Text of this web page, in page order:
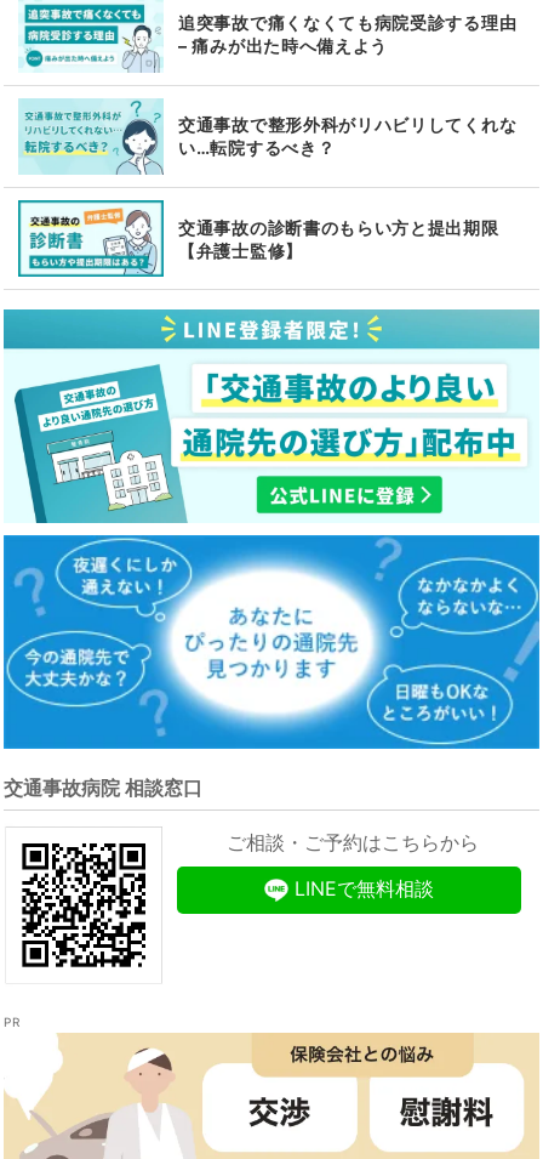
追突事故で痛くなくても病院受診する理由
– 痛みが出た時へ備えよう
交通事故で整形外科がリハビリしてくれな
い…転院するべき？
交通事故の診断書のもらい方と提出期限
【弁護士監修】
交通事故病院 相談窓口
ご相談・ご予約はこちらから
LINEで無料相談